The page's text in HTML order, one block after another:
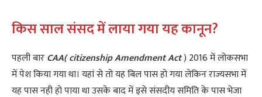
किस साल संसद में लाया गया यह कानून?
पहली बारCAA( citizenship Amendment Act) 2016 में लोकसभा
में पेश किया गया था। यहां से तो यह बिल पास हो गया लेकिन राज्यसभा में
यह पास नही हो पाया था उसके बाद में इसे संसदीय समिति के पास भेजा